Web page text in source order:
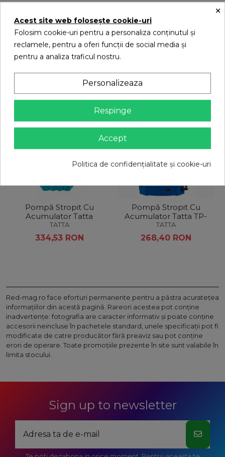
pornit-oprit: INCLUSE * Încărcător: 1.0A * Specificații
pompă motor: Motor unic automat de 3.6LPM *
Standard CE
16 alte produse in aceeasi categorie:
Pompă Stropit Cu
Acumulator Tatta
TP1202A
TATTA
334,53 RON
Pompă Stropit Cu
Acumulator Tatta TP-
1838A
TATTA
268,40 RON
Red-mag.ro face eforturi permanente pentru a păstra acurateţea
informaţiilor din acestă pagină. Rareori acestea pot conţine
inadvertenţe: fotografia are caracter informativ şi poate conţine
accesorii neincluse în pachetele standard, unele specificaţii pot fi
modificate de catre producător fără preaviz sau pot conţine
erori de operare. Toate promoţiile prezente în site sunt valabile în
limita stocului.
Sign up to newsletter
×
Acest site web folosește cookie-uri
Folosim cookie-uri pentru a personaliza conținutul și
reclamele, pentru a oferi funcții de social media și
pentru a analiza traficul nostru.
Personalizeaza
Respinge
Accept
Politica de confidențialitate și cookie-uri